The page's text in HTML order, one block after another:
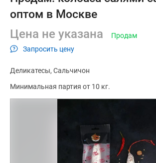
оптом в Москве
Цена не указана
Запросить цену
Продам
Деликатесы Сальчичон
Минимальная партия от 10 кг.